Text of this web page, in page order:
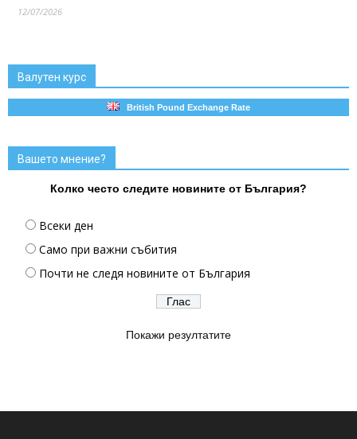
12/07/2026
Валутен курс
British Pound Exchange Rate
Вашето мнение?
Колко често следите новините от България?
Всеки ден
Само при важни събития
Почти не следя новините от България
Покажи резултатите